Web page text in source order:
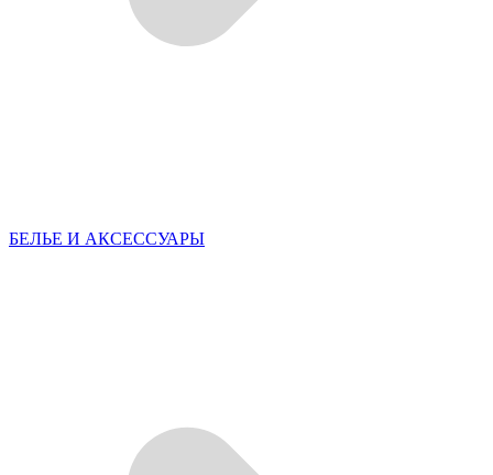
БЕЛЬЕ И АКСЕССУАРЫ